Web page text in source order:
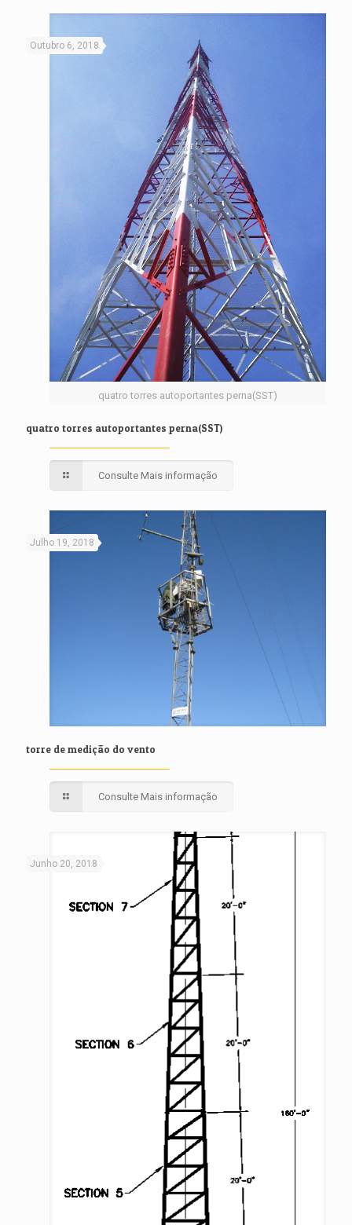
quatro torres autoportantes perna(SST)
Outubro 6, 2018
quatro torres autoportantes perna(SST)
Consulte Mais informação
Julho 19, 2018
torre de medição do vento
Consulte Mais informação
Junho 20, 2018